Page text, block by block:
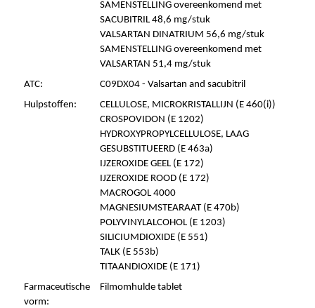
SAMENSTELLING overeenkomend met
SACUBITRIL 48,6 mg/stuk
VALSARTAN DINATRIUM 56,6 mg/stuk
SAMENSTELLING overeenkomend met
VALSARTAN 51,4 mg/stuk
ATC:
C09DX04 - Valsartan and sacubitril
Hulpstoffen:
CELLULOSE, MICROKRISTALLIJN (E 460(i))
CROSPOVIDON (E 1202)
HYDROXYPROPYLCELLULOSE, LAAG
GESUBSTITUEERD (E 463a)
IJZEROXIDE GEEL (E 172)
IJZEROXIDE ROOD (E 172)
MACROGOL 4000
MAGNESIUMSTEARAAT (E 470b)
POLYVINYLALCOHOL (E 1203)
SILICIUMDIOXIDE (E 551)
TALK (E 553b)
TITAANDIOXIDE (E 171)
Farmaceutische
vorm:
Filmomhulde tablet